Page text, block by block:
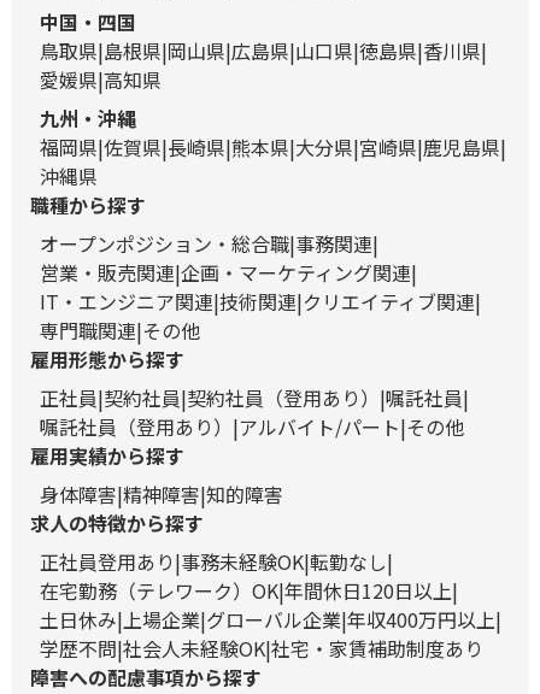
中国・四国
鳥取県 島根県 岡山県 広島県 山口県 徳島県 香川県
愛媛県 高知県
九州・沖縄
福岡県 佐賀県 長崎県 熊本県 大分県 宮崎県 鹿児島県
沖縄県
職種から探す
オープンポジション・総合職 事務関連
営業・販売関連 企画・マーケティング関連
IT・エンジニア関連 技術関連 クリエイティブ関連
専門職関連 その他
雇用形態から探す
正社員 契約社員 契約社員（登用あり）
嘱託社員
嘱託社員（登用あり）
アルバイト/パート その他
雇用実績から探す
身体障害 精神障害 知的障害
求人の特徴から探す
正社員登用あり 事務未経験OK 転勤なし
在宅勤務（テレワーク）OK 年間休日120日以上
土日休み 上場企業 グローバル企業 年収400万円以上
学歴不問 社会人未経験OK 社宅・家賃補助制度あり
障害への配慮事項から探す